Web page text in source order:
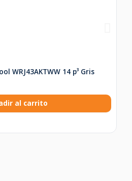
WRJ43AKTWW 14 p³ Gris
al carrito